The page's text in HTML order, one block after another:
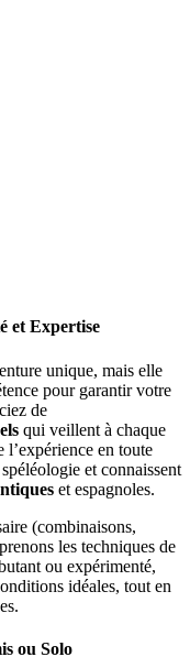
et Expertise
unique, mais elle
pour garantir votre
de
qui veillent à chaque
l’expérience en toute
et connaissent
et espagnoles.
(combinaisons,
les techniques de
ou expérimenté,
idéales, tout en
ou Solo